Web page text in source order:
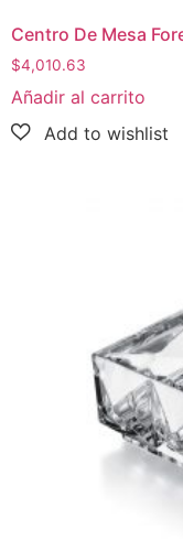
Centro De Mesa
$4,010.63
Añadir al carrito